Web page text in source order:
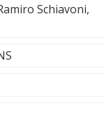
Schiavoni,